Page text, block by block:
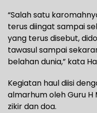
“Salah satu
terus diingat sampai
yang terus disebut,
tawasul sampai
belahan dunia,” kata
Kegiatan haul diisi
almarhum oleh Guru H
zikir dan doa.